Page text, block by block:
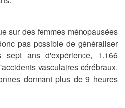
sur des femmes ménopausées
pas possible de généraliser
ans d'expérience, 1.166
vasculaires cérébraux.
dormant plus de 9 heures